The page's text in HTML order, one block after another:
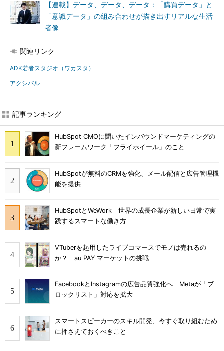
【連載】データ、データ、データ：「購買データ」と
「意識データ」の組み合わせが描き出すリアルな生活
者像
関連リンク
ADK若者スタジオ（ワカスタ）
アクシバル
記事ランキング
HubSpot CMOに聞いたインバウンドマーケティングの
新フレームワーク「フライホイール」のこと
HubSpotが無料のCRMを強化、メール配信と広告管理機
能を提供
HubSpotとWeWork 世界の成長企業が新しい日常で実
践するスマートな働き方
VTuberを起用したライブコマースでモノは売れるの
か？ au PAY マーケットの挑戦
FacebookとInstagramの広告品質強化へ Metaが「ブ
ロックリスト」対応を拡大
スマートスピーカーのスキル開発、今すぐ取り組むため
に押さえておくべきこと